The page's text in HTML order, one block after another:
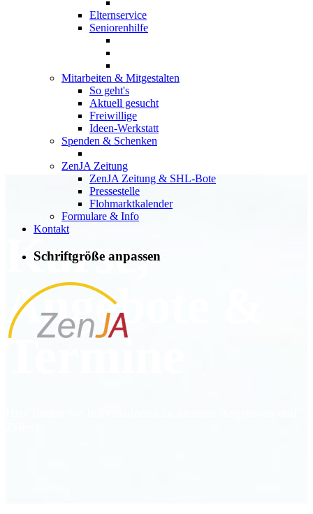
Elternservice
Seniorenhilfe
Mitarbeiten & Mitgestalten
So geht's
Aktuell gesucht
Freiwillige
Ideen-Werkstatt
Spenden & Schenken
ZenJA Zeitung
ZenJA Zeitung & SHL-Bote
Pressestelle
Flohmarktkalender
Formulare & Info
Kontakt
Schriftgröße anpassen
Kurse,
Angebote &
Termine